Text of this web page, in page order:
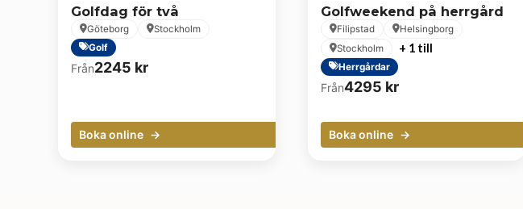
Golfdag för två
Göteborg
Stockholm
Golf
Från2245 kr
Boka online
Golfweekend på herrgård
Filipstad
Helsingborg
Stockholm
+ 1 till
Herrgårdar
Från4295 kr
Boka online